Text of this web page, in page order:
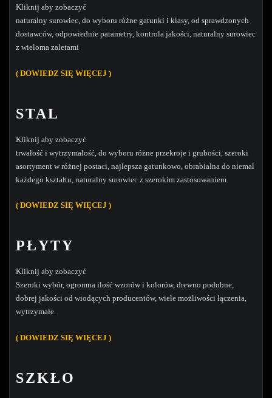
Kliknij aby zobaczyć
naturalny surowiec, do wyboru różne gatunki i klasy, od sprawdzonych
dostawców, odpowiednie parametry, kontrola jakości, naturalny surowiec
z wieloma zaletami
( DOWIEDZ SIĘ WIĘCEJ )
STAL
Kliknij aby zobaczyć
trwałość i wytrzymałość, do wyboru różne przekroje i grubości, szeroki
asortyment w różnej postaci, najlepsza gatunkowo, obrabialna do niemal
każdego kształtu, naturalny surowiec z szerokim zastosowaniem
( DOWIEDZ SIĘ WIĘCEJ )
PŁYTY
Kliknij aby zobaczyć
Szeroki wybór, ogromna ilość wzorów i kolorów, drewno podobne,
dobrej jakości od wiodących producentów, wiele możliwości łączenia,
wytrzymałe.
( DOWIEDZ SIĘ WIĘCEJ )
SZKŁO